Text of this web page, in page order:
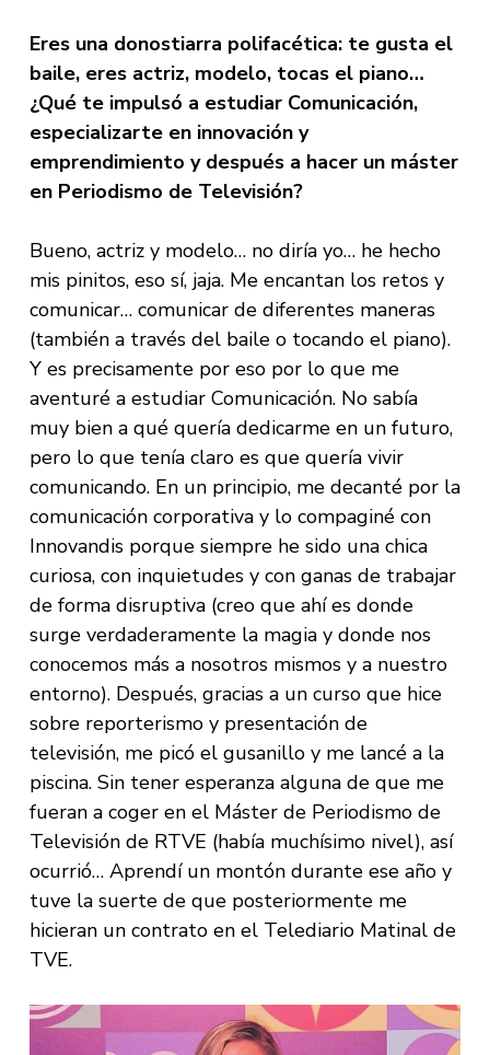
Eres una donostiarra polifacética: te gusta el
baile, eres actriz, modelo, tocas el piano…
¿Qué te impulsó a estudiar Comunicación,
especializarte en innovación y
emprendimiento y después a hacer un máster
en Periodismo de Televisión?
Bueno, actriz y modelo… no diría yo… he hecho
mis pinitos, eso sí, jaja. Me encantan los retos y
comunicar… comunicar de diferentes maneras
(también a través del baile o tocando el piano).
Y es precisamente por eso por lo que me
aventuré a estudiar Comunicación. No sabía
muy bien a qué quería dedicarme en un futuro,
pero lo que tenía claro es que quería vivir
comunicando. En un principio, me decanté por la
comunicación corporativa y lo compaginé con
Innovandis porque siempre he sido una chica
curiosa, con inquietudes y con ganas de trabajar
de forma disruptiva (creo que ahí es donde
surge verdaderamente la magia y donde nos
conocemos más a nosotros mismos y a nuestro
entorno). Después, gracias a un curso que hice
sobre reporterismo y presentación de
televisión, me picó el gusanillo y me lancé a la
piscina. Sin tener esperanza alguna de que me
fueran a coger en el Máster de Periodismo de
Televisión de RTVE (había muchísimo nivel), así
ocurrió… Aprendí un montón durante ese año y
tuve la suerte de que posteriormente me
hicieran un contrato en el Telediario Matinal de
TVE.